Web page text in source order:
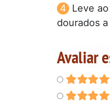
Leve
dourados
Avaliar